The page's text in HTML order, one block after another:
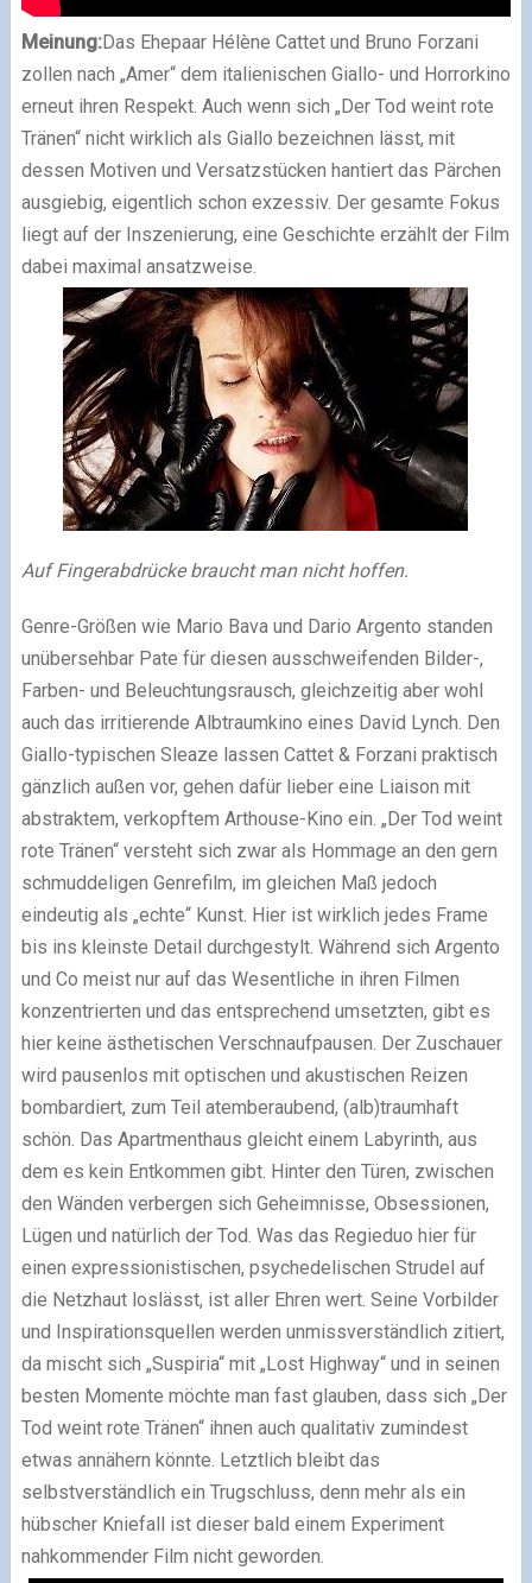
Meinung:Das Ehepaar Hélène Cattet und Bruno Forzani
zollen nach „Amer“ dem italienischen Giallo- und Horrorkino
erneut ihren Respekt. Auch wenn sich „Der Tod weint rote
Tränen“ nicht wirklich als Giallo bezeichnen lässt, mit
dessen Motiven und Versatzstücken hantiert das Pärchen
ausgiebig, eigentlich schon exzessiv. Der gesamte Fokus
liegt auf der Inszenierung, eine Geschichte erzählt der Film
dabei maximal ansatzweise.
Auf Fingerabdrücke braucht man nicht hoffen.
Genre-Größen wie Mario Bava und Dario Argento standen
unübersehbar Pate für diesen ausschweifenden Bilder-,
Farben- und Beleuchtungsrausch, gleichzeitig aber wohl
auch das irritierende Albtraumkino eines David Lynch. Den
Giallo-typischen Sleaze lassen Cattet & Forzani praktisch
gänzlich außen vor, gehen dafür lieber eine Liaison mit
abstraktem, verkopftem Arthouse-Kino ein. „Der Tod weint
rote Tränen“ versteht sich zwar als Hommage an den gern
schmuddeligen Genrefilm, im gleichen Maß jedoch
eindeutig als „echte“ Kunst. Hier ist wirklich jedes Frame
bis ins kleinste Detail durchgestylt. Während sich Argento
und Co meist nur auf das Wesentliche in ihren Filmen
konzentrierten und das entsprechend umsetzten, gibt es
hier keine ästhetischen Verschnaufpausen. Der Zuschauer
wird pausenlos mit optischen und akustischen Reizen
bombardiert, zum Teil atemberaubend, (alb)traumhaft
schön. Das Apartmenthaus gleicht einem Labyrinth, aus
dem es kein Entkommen gibt. Hinter den Türen, zwischen
den Wänden verbergen sich Geheimnisse, Obsessionen,
Lügen und natürlich der Tod. Was das Regieduo hier für
einen expressionistischen, psychedelischen Strudel auf
die Netzhaut loslässt, ist aller Ehren wert. Seine Vorbilder
und Inspirationsquellen werden unmissverständlich zitiert,
da mischt sich „Suspiria“ mit „Lost Highway“ und in seinen
besten Momente möchte man fast glauben, dass sich „Der
Tod weint rote Tränen“ ihnen auch qualitativ zumindest
etwas annähern könnte. Letztlich bleibt das
selbstverständlich ein Trugschluss, denn mehr als ein
hübscher Kniefall ist dieser bald einem Experiment
nahkommender Film nicht geworden.